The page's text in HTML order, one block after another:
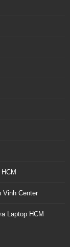
Vinh Center
Laptop HCM